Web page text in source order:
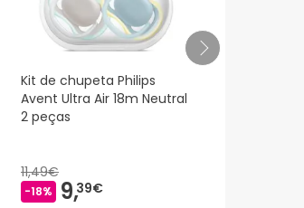
Kit de chupeta Philips
Avent Ultra Air 18m Neutral
2 peças
11,49€
-18% 9,39€